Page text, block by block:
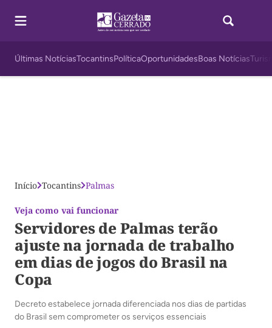
Últimas NotíciasTocantinsPolíticaOportunidadesBoas Notícias
Início Tocantins Palmas
Veja como vai funcionar
Servidores de Palmas terão
ajuste na jornada de trabalho
em dias de jogos do Brasil na
Copa
Decreto estabelece jornada diferenciada nos dias de partidas
do Brasil sem comprometer os serviços essenciais